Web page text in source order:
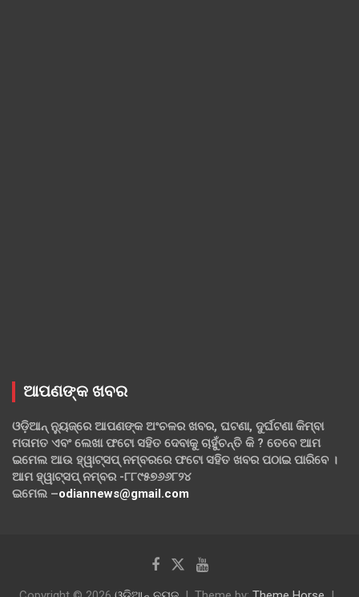
ଆପଣଙ୍କ ଖବର
ଓଡ଼ିଆନ୍ ନ୍ୟୁଜ୍‌ରେ ଆପଣଙ୍କ ଅଂଚଳର ଖବର, ଘଟଣା, ଦୁର୍ଘଟଣା କିମ୍ବା
ମତାମତ ଏବଂ ଲେଖା ଫଟୋ ସହିତ ଦେବାକୁ ଚାହୁଁଚନ୍ତି କି ? ତେବେ ଆମ
ଇମେଲ ଆଉ ହ୍ୱାଟ୍‌ସପ୍ ନମ୍ବରରେ ଫଟୋ ସହିତ ଖବର ପଠାଇ ପାରିବେ ।
ଆମ ହ୍ୱାଟ୍‌ସପ୍ ନମ୍ବର -୮୮୯୫୭୬୬୮୨୪
ଇମେଲ –odiannews@gmail.com